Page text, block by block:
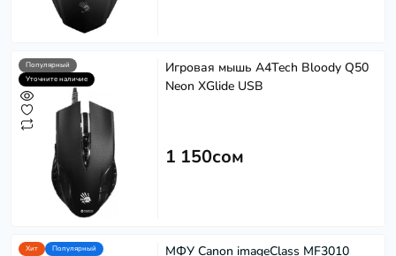
Популярный
Уточните наличие
Игровая мышь A4Tech Bloody Q50
Neon XGlide USB
1 150сом
Хит Популярный
МФУ Canon imageClass MF3010
S Softech